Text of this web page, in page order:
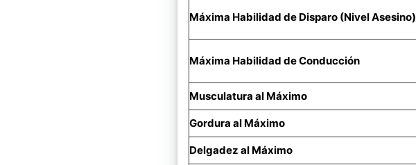
Máxima Habilidad de Disparo (Nivel Asesino)
Máxima Habilidad de Conducción
Musculatura al Máximo
Gordura al Máximo
Delgadez al Máximo